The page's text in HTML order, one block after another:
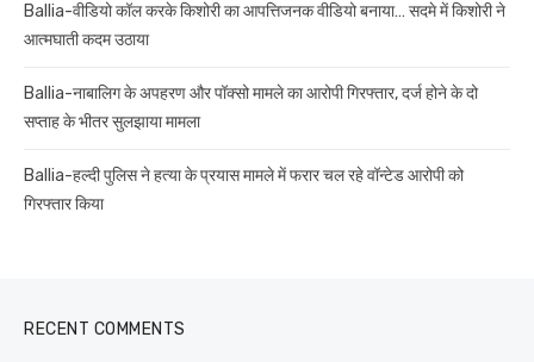
Ballia-वीडियो कॉल करके किशोरी का आपत्तिजनक वीडियो बनाया… सदमे में किशोरी ने
आत्मघाती कदम उठाया
Ballia-नाबालिग के अपहरण और पॉक्सो मामले का आरोपी गिरफ्तार, दर्ज होने के दो
सप्ताह के भीतर सुलझाया मामला
Ballia-हल्दी पुलिस ने हत्या के प्रयास मामले में फरार चल रहे वॉन्टेड आरोपी को
गिरफ्तार किया
RECENT COMMENTS